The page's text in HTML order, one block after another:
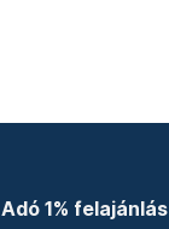
Adó 1% felajánlás